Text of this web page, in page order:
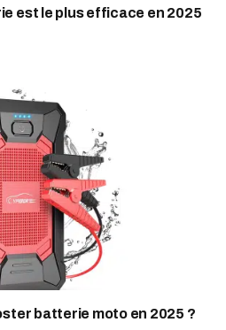
est le plus efficace en 2025
batterie moto en 2025 ?